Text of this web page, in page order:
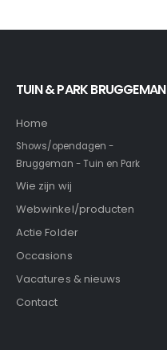
TUIN & PARK BRUGGEMAN
Home
Shows/opendagen -
Bruggeman - Tuin en Park
Wie zijn wij
Webwinkel/producten
Actie Folder
Occasions
Vacatures & nieuws
Contact